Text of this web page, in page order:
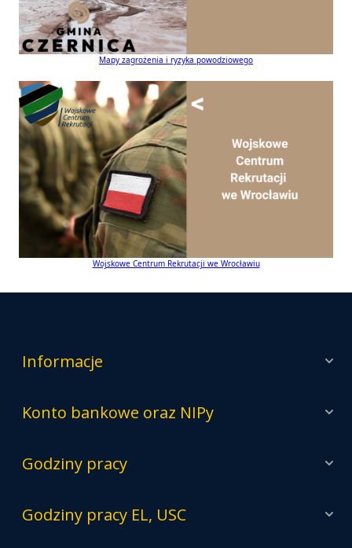
Mapy zagrożenia i ryzyka powodziowego
Wojskowe Centrum Rekrutacji we Wrocławiu
Informacje
Konto bankowe oraz NIPy
Godziny pracy
Godziny pracy EL, USC